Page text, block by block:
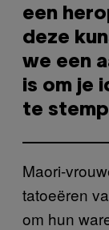
een
deze
we een
is om je
te
Maori-
tatoeëren
om hun